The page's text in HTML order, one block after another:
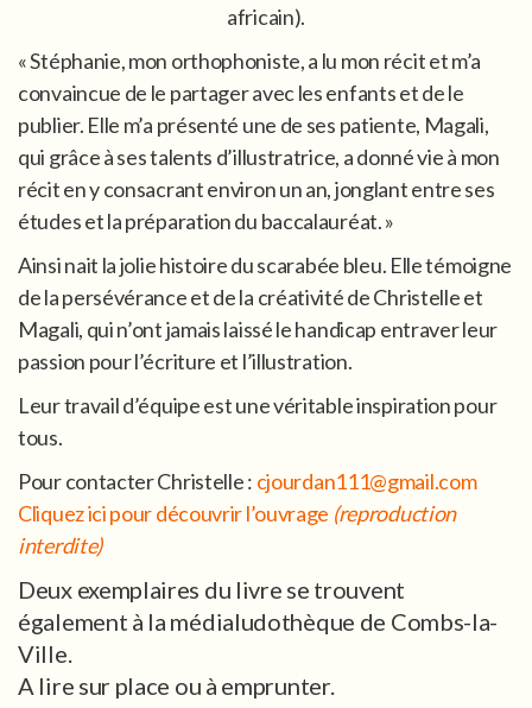
africain).
« Stéphanie, mon orthophoniste, a lu mon récit et m’a
convaincue de le partager avec les enfants et de le
publier. Elle m’a présenté une de ses patiente, Magali,
qui grâce à ses talents d’illustratrice, a donné vie à mon
récit en y consacrant environ un an, jonglant entre ses
études et la préparation du baccalauréat. »
Ainsi nait la jolie histoire du scarabée bleu. Elle témoigne
de la persévérance et de la créativité de Christelle et
Magali, qui n’ont jamais laissé le handicap entraver leur
passion pour l’écriture et l’illustration.
Leur travail d’équipe est une véritable inspiration pour
tous.
Pour contacter Christelle : cjourdan111@gmail.com
Cliquez ici pour découvrir l’ouvrage (reproduction
interdite)
Deux exemplaires du livre se trouvent
également à la médialudothèque de Combs-la-
Ville.
A lire sur place ou à emprunter.